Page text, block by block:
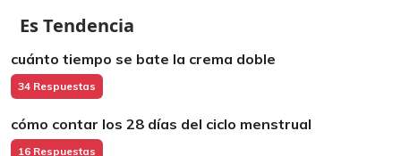
Es Tendencia
cuánto tiempo se bate la crema doble
34 Respuestas
cómo contar los 28 días del ciclo menstrual
16 Respuestas